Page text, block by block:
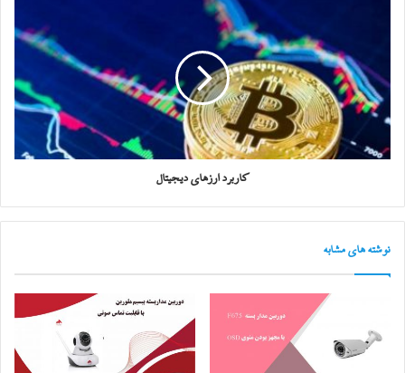
کاربرد ارزهای دیجیتال
نوشته های مشابه